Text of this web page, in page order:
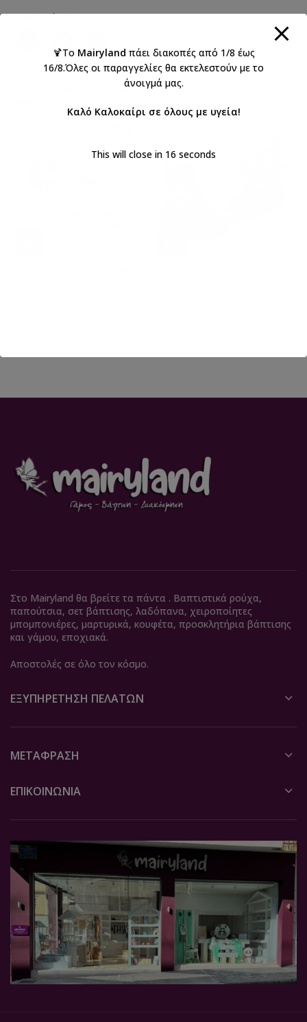
Κοινοποιήστε:
ΣΧΕΤΙΚΆ ΠΡΟΪΌΝΤΑ
Στο Mairyland θα βρείτε τα πάντα . Βαπτιστικά ρούχα,
παπούτσια, σετ βάπτισης, λαδόπανα, χειροποίητες
μπομπονιέρες, μαρτυρικά, κουφέτα, προσκλητήρια βάπτισης
και γάμου, εποχιακά.
Αποστολές σε όλο τον κόσμο.
ΕΞΥΠΗΡΈΤΗΣΗ ΠΕΛΑΤΏΝ
ΜΕΤΆΦΡΑΣΗ
ΕΠΙΚΟΙΝΩΝΙΑ
🍹Το Mairyland πάει διακοπές από 1/8 έως
16/8.Όλες οι παραγγελίες θα εκτελεστούν με το
άνοιγμά μας.
Καλό Καλοκαίρι σε όλους με υγεία!
This will close in 16 seconds